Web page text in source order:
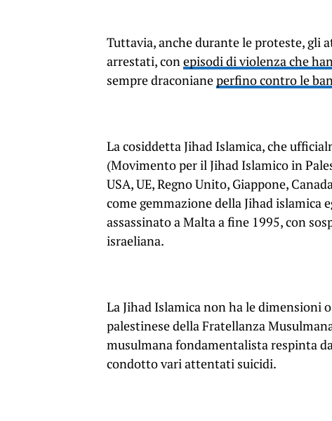
Tuttavia, anche durante le proteste, gli
arrestati, conepisodi di violenza che
sempre draconianeperfino contro le
La cosiddetta Jihad Islamica, che
(Movimento per il Jihad Islamico in
USA, UE, Regno Unito, Giappone,
come gemmazione della Jihad islamica
assassinato a Malta a fine 1995, con
israeliana.
La Jihad Islamica non ha le dimensioni
palestinese della Fratellanza
musulmana fondamentalista respinta
condotto vari attentati suicidi.